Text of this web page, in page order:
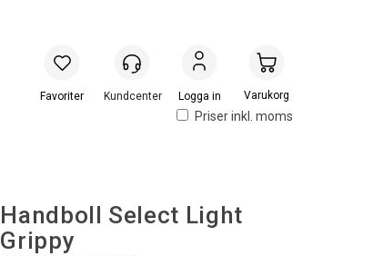
Priser inkl. moms
Logga in Handlevogn
Handboll Select Light
Grippy